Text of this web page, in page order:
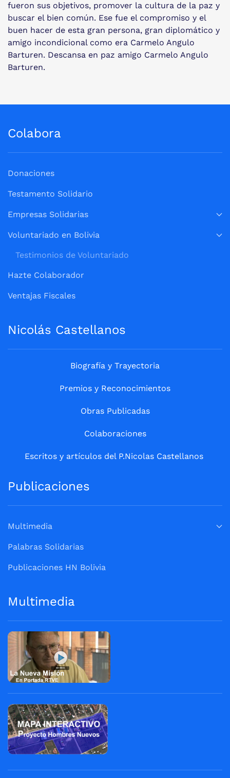
fueron sus objetivos, promover la cultura de la paz y
buscar el bien común. Ese fue el compromiso y el
buen hacer de esta gran persona, gran diplomático y
amigo incondicional como era Carmelo Angulo
Barturen. Descansa en paz amigo Carmelo Angulo
Barturen.
Colabora
Donaciones
Testamento Solidario
Empresas Solidarias
Voluntariado en Bolivia
Testimonios de Voluntariado
Hazte Colaborador
Ventajas Fiscales
Nicolás Castellanos
Biografía y Trayectoria
Premios y Reconocimientos
Obras Publicadas
Colaboraciones
Escritos y artículos del P.Nicolas Castellanos
Publicaciones
Multimedia
Palabras Solidarias
Publicaciones HN Bolivia
Multimedia